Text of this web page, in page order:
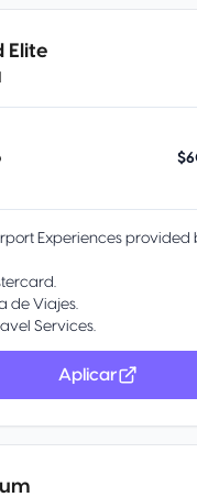
Elite
Experiences provided
de Viajes.
Services.
espacio
World Elite Mastercard en
Aeropuerto Internacional de
Aplicar